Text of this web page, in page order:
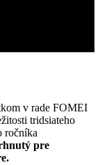
v rade FOMEI
tridsiateho
ročníka
pre